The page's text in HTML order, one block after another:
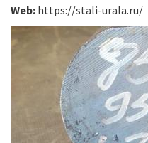
Web: https://stali-urala.ru/